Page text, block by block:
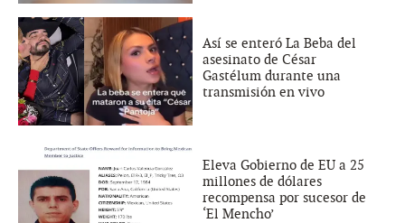
Así se enteró La Beba del
asesinato de César
Gastélum durante una
transmisión en vivo
Eleva Gobierno de EU a 25
millones de dólares
recompensa por sucesor de
‘El Mencho’